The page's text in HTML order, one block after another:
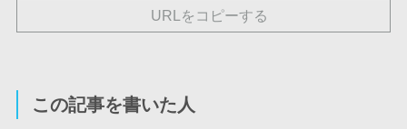
URLをコピーする
この記事を書いた人